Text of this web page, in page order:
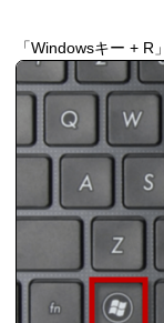
「Windowsキー + R